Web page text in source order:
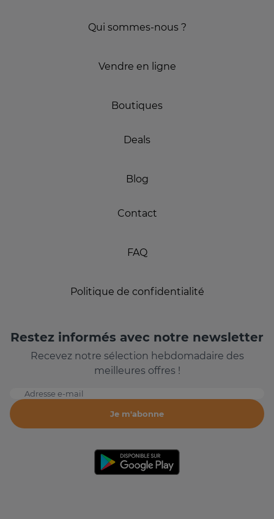
Qui sommes-nous ?
Vendre en ligne
Boutiques
Deals
Blog
Contact
FAQ
Politique de confidentialité
Restez informés avec notre newsletter
Recevez notre sélection hebdomadaire des
meilleures offres !
Adresse e-mail
Je m'abonne